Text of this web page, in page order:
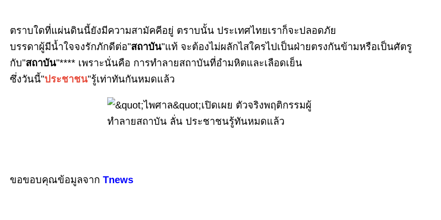
ตราบใดที่แผ่นดินนี้ยังมีความสามัคคีอยู่ ตราบนั้น ประเทศไทยเราก็จะปลอดภัย
บรรดาผู้มีน้ำใจจงรักภักดีต่อ"สถาบัน"แท้ จะต้องไม่ผลักไสใครไปเป็นฝ่ายตรงกันข้ามหรือเป็นศัตรู
กับ"สถาบัน"**** เพราะนั่นคือ การทำลายสถาบันที่อำมหิตและเลือดเย็น
ซึ่งวันนี้"ประชาชน"รู้เท่าทันกันหมดแล้ว
ขอขอบคุณข้อมูลจาก Tnews